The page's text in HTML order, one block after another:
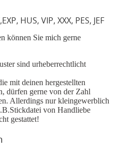
HUS, VIP, XXX, PES, JEF
können Sie mich gerne
sind urheberrechtlicht
mit deinen hergestellten
dürfen gerne von der Zahl
Allerdings nur kleingewerblich
von Handliebe
gestattet!